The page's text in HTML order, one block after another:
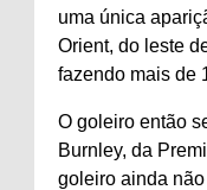
uma única
Orient, do leste
fazendo mais de
O goleiro então
Burnley, da
goleiro ainda